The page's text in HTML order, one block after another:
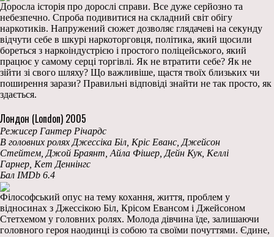
Доросла історія про дорослі справи. Все дуже серйозно та
небезпечно. Спроба подивитися на складний світ обігу
наркотиків. Напружений сюжет дозволяє глядачеві на секунду
відчути себе в шкурі наркоторговця, політика, який щосили
бореться з наркоіндустрією і простого поліцейського, який
працює у самому серці торгівлі. Як не втратити себе? Як не
зійти зі свого шляху? Що важливіше, щастя твоїх близьких чи
поширення зарази? Правильні відповіді знайти не так просто, як
здається.
Лондон (London) 2005
Режисер Гантер Річардс
В головних ролях Джессіка Біл, Кріс Еванс, Джейсон
Стейтем, Джой Браянт, Айла Фішер, Дейн Кук, Келлі
Гарнер, Кет Деннінгс
Бал IMDb 6.4
Філософський опус на тему кохання, життя, проблем у
відносинах з Джессікою Біл, Крісом Евансом і Джейсоном
Стетхемом у головних ролях. Молода дівчина їде, залишаючи
головного героя наодинці із собою та своїми почуттями. Єдине,